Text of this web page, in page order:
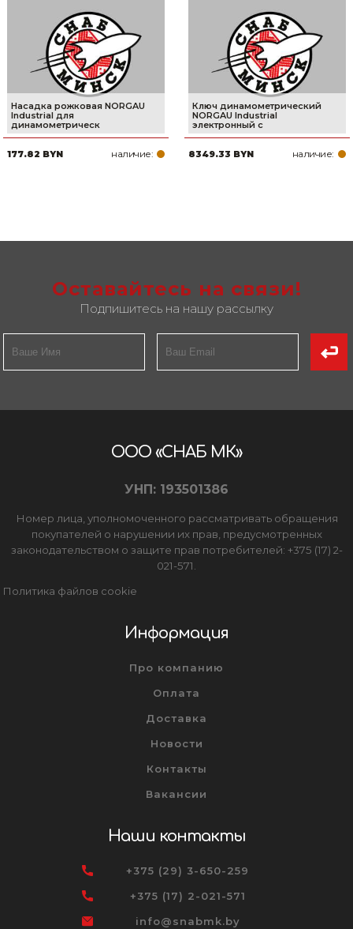
Насадка рожковая NORGAU
Industrial для
динамометрическ
177.82 BYN наличие:
Ключ динамометрический
NORGAU Industrial
электронный с
8349.33 BYN наличие:
Оставайтесь на связи!
Подпишитесь на нашу рассылку
ООО «СНАБ МК»
УНП: 193501386
Номер лица, уполномоченного рассматривать обращения
покупателей о нарушении их прав, предусмотренных
законодательством о защите прав потребителей: +375 (17) 2-
021-571.
Политика файлов cookie
Информация
Про компанию
Оплата
Доставка
Новости
Контакты
Вакансии
Наши контакты
+375 (29) 3-650-259
+375 (17) 2-021-571
info@snabmk.by